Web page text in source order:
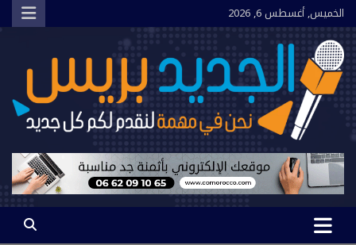
Skip
to
content
الخميس, أغسطس 6, 2026
الجديد بريس
نحن في مهمة لنقدم لكم كل جديد